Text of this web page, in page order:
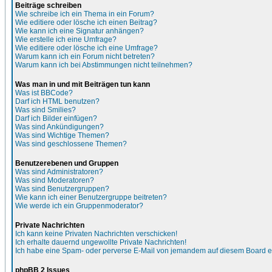
Beiträge schreiben
Wie schreibe ich ein Thema in ein Forum?
Wie editiere oder lösche ich einen Beitrag?
Wie kann ich eine Signatur anhängen?
Wie erstelle ich eine Umfrage?
Wie editiere oder lösche ich eine Umfrage?
Warum kann ich ein Forum nicht betreten?
Warum kann ich bei Abstimmungen nicht teilnehmen?
Was man in und mit Beiträgen tun kann
Was ist BBCode?
Darf ich HTML benutzen?
Was sind Smilies?
Darf ich Bilder einfügen?
Was sind Ankündigungen?
Was sind Wichtige Themen?
Was sind geschlossene Themen?
Benutzerebenen und Gruppen
Was sind Administratoren?
Was sind Moderatoren?
Was sind Benutzergruppen?
Wie kann ich einer Benutzergruppe beitreten?
Wie werde ich ein Gruppenmoderator?
Private Nachrichten
Ich kann keine Privaten Nachrichten verschicken!
Ich erhalte dauernd ungewollte Private Nachrichten!
Ich habe eine Spam- oder perverse E-Mail von jemandem auf diesem Board
phpBB 2 Issues